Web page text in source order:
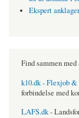
Ekspert
Find sammen med
k10.dk - Flexjob &
forbindelse med
LAFS.dk-